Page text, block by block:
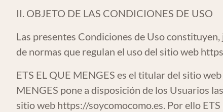
II. OBJETO DE LAS CONDICIONES DE USO
Las presentes Condiciones de Uso
de normas que regulan el uso del sitio web
ETS EL QUE MENGES es el titular del sitio web
MENGES pone a disposición de los Usuarios
sitio web https://soycomocomo.es. Por ello